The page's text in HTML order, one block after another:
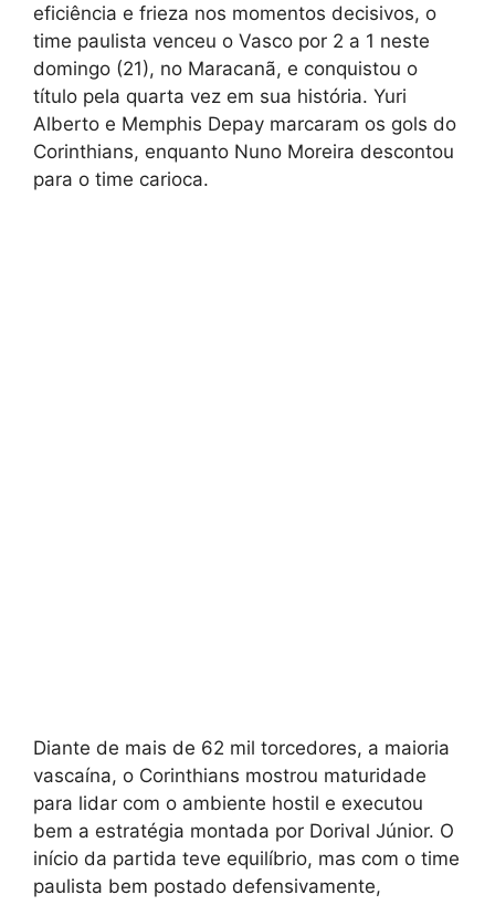
eficiência e frieza nos momentos decisivos, o
time paulista venceu o Vasco por 2 a 1 neste
domingo (21), no Maracanã, e conquistou o
título pela quarta vez em sua história. Yuri
Alberto e Memphis Depay marcaram os gols do
Corinthians, enquanto Nuno Moreira descontou
para o time carioca.
Diante de mais de 62 mil torcedores, a maioria
vascaína, o Corinthians mostrou maturidade
para lidar com o ambiente hostil e executou
bem a estratégia montada por Dorival Júnior. O
início da partida teve equilíbrio, mas com o time
paulista bem postado defensivamente,